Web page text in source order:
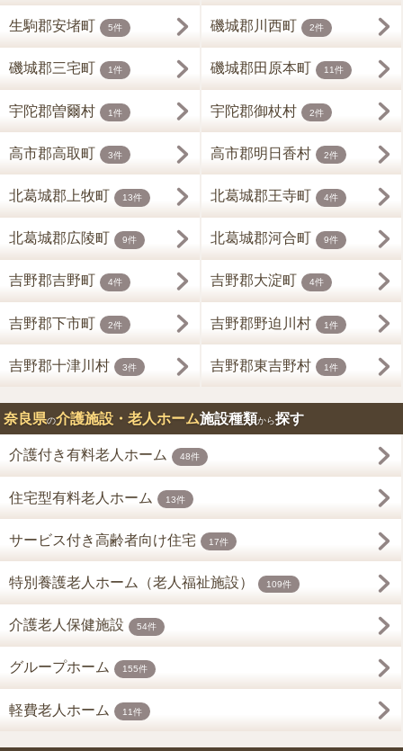
生駒郡安堵町 5件 磯城郡川西町 2件
磯城郡三宅町 1件 磯城郡田原本町 11件
宇陀郡曽爾村 1件 宇陀郡御杖村 2件
高市郡高取町 3件 高市郡明日香村 2件
北葛城郡上牧町 13件 北葛城郡王寺町 4件
北葛城郡広陵町 9件 北葛城郡河合町 9件
吉野郡吉野町 4件 吉野郡大淀町 4件
吉野郡下市町 2件 吉野郡野迫川村 1件
吉野郡十津川村 3件 吉野郡東吉野村 1件
奈良県の介護施設・老人ホーム施設種類から探す
介護付き有料老人ホーム 48件
住宅型有料老人ホーム 13件
サービス付き高齢者向け住宅 17件
特別養護老人ホーム（老人福祉施設） 109件
介護老人保健施設 54件
グループホーム 155件
軽費老人ホーム 11件